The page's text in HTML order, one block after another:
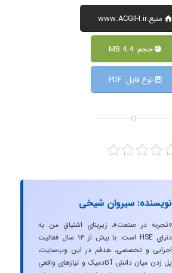
منبع:www.ACGIH.ir
حجم: 4.4 MB
نوع فایل: PDF
نویسنده: سیروان شیخی
«تجربه در صنعت»، زیربنایِ اشتیاقِ من به
دنیایِ HSE است. با بیش از ۱۳ سال فعالیت
اجرایی و تخصصی، هدفم در این وب‌سایت،
پل زدن میان دانشِ آکادمیک و نیازهای واقعیِ